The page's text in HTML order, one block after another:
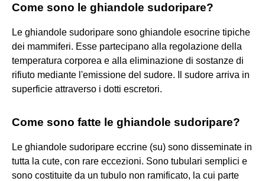
Come sono le ghiandole sudoripare?
Le ghiandole sudoripare sono ghiandole esocrine tipiche
dei mammiferi. Esse partecipano alla regolazione della
temperatura corporea e alla eliminazione di sostanze di
rifiuto mediante l'emissione del sudore. Il sudore arriva in
superficie attraverso i dotti escretori.
Come sono fatte le ghiandole sudoripare?
Le ghiandole sudoripare eccrine (su) sono disseminate in
tutta la cute, con rare eccezioni. Sono tubulari semplici e
sono costituite da un tubulo non ramificato, la cui parte